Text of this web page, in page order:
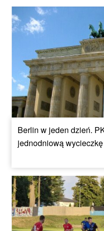
Berlin w jeden dzień.
jednodniową wycieczkę